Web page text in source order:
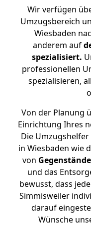
Wir verfügen
Umzugsbereich
Wiesbaden
anderem auf
spezialisiert.
professionellen
spezialisieren,
Von der Planung
Einrichtung Ihres
Die
in Wiesbaden wie
von
und das
bewusst, dass
Simmisweiler
darauf
Wünsche